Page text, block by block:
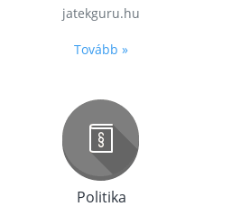
jatekguru.hu
Tovább »
Politika